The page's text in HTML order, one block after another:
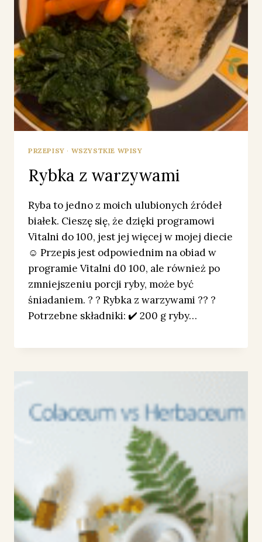
PRZEPISY · WSZYSTKIE WPISY
Rybka z warzywami
Ryba to jedno z moich ulubionych źródeł
białek. Cieszę się, że dzięki programowi
Vitalni do 100, jest jej więcej w mojej diecie
☺️ Przepis jest odpowiednim na obiad w
programie Vitalni d0 100, ale również po
zmniejszeniu porcji ryby, może być
śniadaniem. ? ? Rybka z warzywami ?? ?
Potrzebne składniki: ✔️ 200 g ryby…